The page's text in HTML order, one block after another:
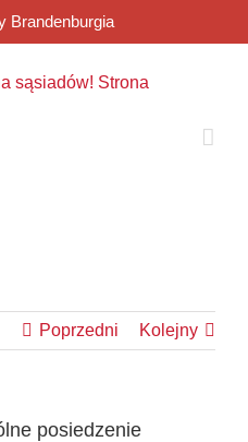
Brandenburgia
Poprzedni Kolejny
posiedzenie